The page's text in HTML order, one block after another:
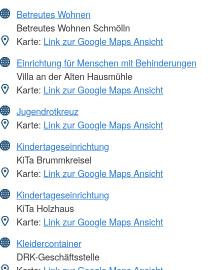
Betreutes Wohnen
Betreutes Wohnen Schmölln
Karte: Link zur Google Maps Ansicht
Einrichtung für Menschen mit Behinderungen
Villa an der Alten Hausmühle
Karte: Link zur Google Maps Ansicht
Jugendrotkreuz
Karte: Link zur Google Maps Ansicht
Kindertageseinrichtung
KiTa Brummkreisel
Karte: Link zur Google Maps Ansicht
Kindertageseinrichtung
KiTa Holzhaus
Karte: Link zur Google Maps Ansicht
Kleidercontainer
DRK-Geschäftsstelle